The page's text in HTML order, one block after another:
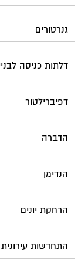
גנרטורים
דלתות כניסה
דפיברילטור
הדברה
הנדימן
הרחקת יונים
התחדשות עירונית